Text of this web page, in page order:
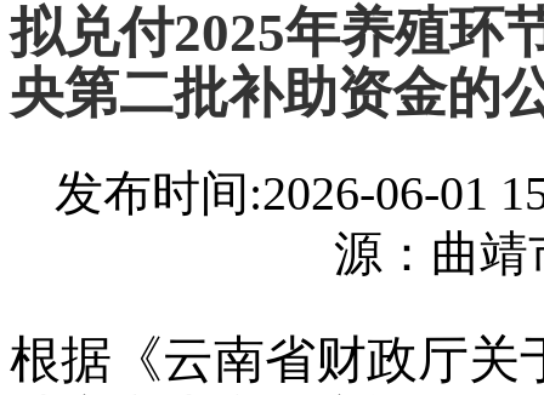
拟兑付2025年养殖环
央第二批补助资金的
发布时间:2026-06-
源：曲
根据《云南省财政厅关